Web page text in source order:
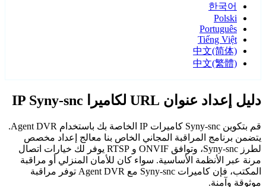
한국어
Polski
Português
Tiếng Việt
中文(简体)
中文(繁體)
دليل إعداد عنوان URL لكاميرا IP Syny-snc
قم بتكوين Syny-snc كاميرات IP الخاصة بك باستخدام Agent DVR.
يتضمن برنامج المراقبة المجاني الخاص بنا معالج إعداد مخصص
لطرز Syny-snc، وتوافق ONVIF و RTSP يوفر لك خيارات اتصال
مرنة عبر الأنظمة الأساسية. سواء كان للأمان المنزلي أو مراقبة
المكتب، فإن كاميرات Syny-snc مع Agent DVR توفر مراقبة
موثوقة وآمنة.